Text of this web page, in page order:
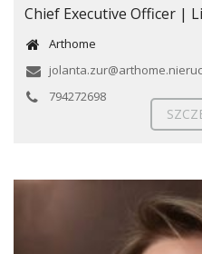
Chief Executive Officer |
Arthome
794272698